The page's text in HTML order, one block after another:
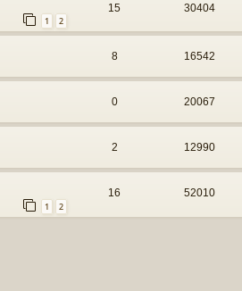
1 2
15 30404
8 16542
0 20067
2 12990
1 2
16 52010